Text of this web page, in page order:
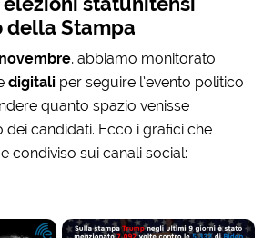
della Stampa
, abbiamo monitorato
digitali per seguire l’evento politico
quanto spazio venisse
candidati. Ecco i grafici che
condiviso sui canali social: